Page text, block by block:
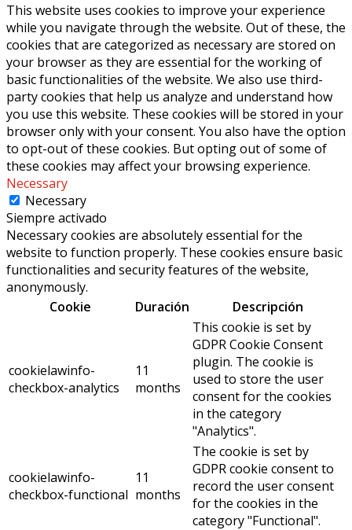
This website uses cookies to improve your experience
while you navigate through the website. Out of these, the
cookies that are categorized as necessary are stored on
your browser as they are essential for the working of
basic functionalities of the website. We also use third-
party cookies that help us analyze and understand how
you use this website. These cookies will be stored in your
browser only with your consent. You also have the option
to opt-out of these cookies. But opting out of some of
these cookies may affect your browsing experience.
Necessary
Necessary
Siempre activado
Necessary cookies are absolutely essential for the
website to function properly. These cookies ensure basic
functionalities and security features of the website,
anonymously.
Cookie
Duración Descripción
cookielawinfo-
checkbox-analytics
11
months
This cookie is set by
GDPR Cookie Consent
plugin. The cookie is
used to store the user
consent for the cookies
in the category
"Analytics".
cookielawinfo-
checkbox-functional
11
months
The cookie is set by
GDPR cookie consent to
record the user consent
for the cookies in the
category "Functional".